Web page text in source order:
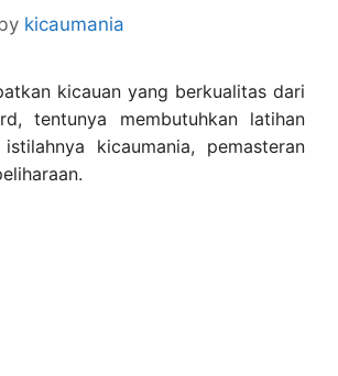
kicaumania
kicauan yang berkualitas dari
tentunya membutuhkan latihan
kicaumania, pemasteran